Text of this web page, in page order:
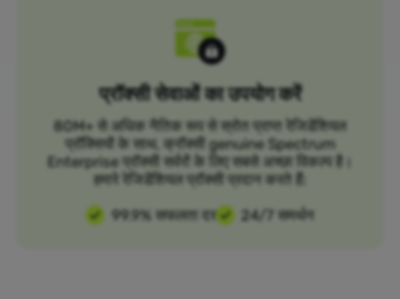
प्रॉक्सी सेवाओं का उपयोग करें
80M+ से अधिक नैतिक रूप से स्रोत प्राप्त रेजिडेंशियल
प्रॉक्सियों के साथ, क्रॉक्सी genuine Spectrum
Enterprise प्रॉक्सी सर्वरों के लिए सबसे अच्छा विकल्प है।
हमारे रेजिडेंशियल प्रॉक्सी प्रदान करते हैं:
99.9% सफलता दर
24/7 समर्थन